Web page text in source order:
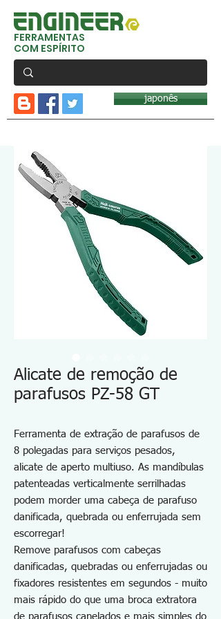
FERRAMENTAS
COM ESPÍRITO
japonês
Alicate de remoção de
parafusos PZ-58 GT
Ferramenta de extração de parafusos de
8 polegadas para serviços pesados,
alicate de aperto multiuso. As mandíbulas
patenteadas verticalmente serrilhadas
podem morder uma cabeça de parafuso
danificada, quebrada ou enferrujada sem
escorregar!
Remove parafusos com cabeças
danificadas, quebradas ou enferrujadas ou
fixadores resistentes em segundos - muito
mais rápido do que uma broca extratora
de parafusos canelados e mais simples do